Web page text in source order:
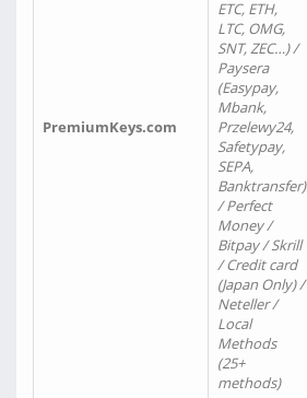
PremiumKeys.com
ETC, ETH,
LTC, OMG,
SNT, ZEC…) /
Paysera
(Easypay,
Mbank,
Przelewy24,
Safetypay,
SEPA,
Banktransfer)
/ Perfect
Money /
Bitpay / Skrill
/ Credit card
(Japan Only) /
Neteller /
Local
Methods
(25+
methods)